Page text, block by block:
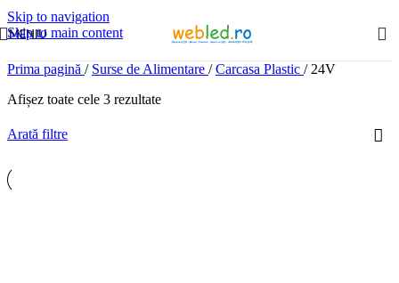
Skip to navigation
Skip to main content
MENIU
Prima pagină / Surse de Alimentare / Carcasa Plastic / 24V
Afișez toate cele 3 rezultate
Arată filtre